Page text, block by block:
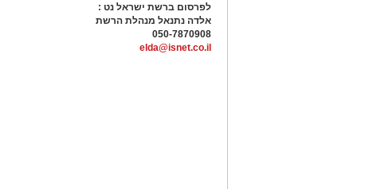
לפרסום ברשת ישראל נט :
אלדה נתנאל מנהלת הרשת
050-7870908
elda@isnet.co.il